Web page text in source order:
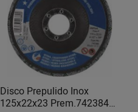
Disco Prepulido Inox
125x22x23 Prem.742384